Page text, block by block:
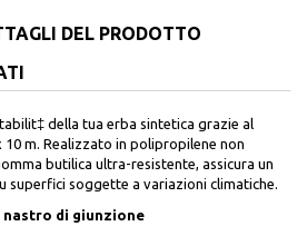
DEL PRODOTTO
della tua erba sintetica grazie al
m. Realizzato in polipropilene non
butilica ultra-resistente, assicura un
superfici soggette a variazioni climatiche.
nastro di giunzione